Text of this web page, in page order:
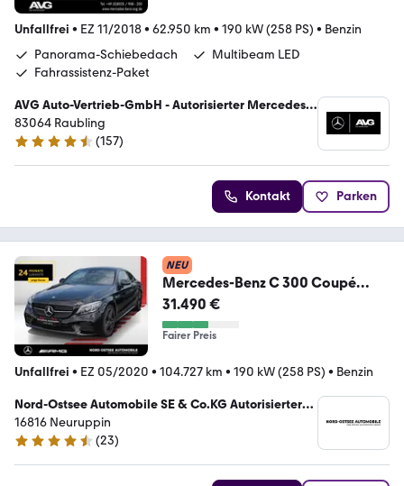
Unfallfrei • EZ 11/2018• 62.950 km • 190 kW (258 PS) • Benzin
Panorama-Schiebedach
Multibeam LED
Fahrassistenz-Paket
AVG Auto-Vertrieb-GmbH - Autorisierter Mercedes-
Benz Verkauf und Service
83064 Raubling
4.5 Sterne
(157)
Kontakt Parken
NEU
Mercedes-Benz C 300 Coupé
AMG NIGHT KAMERA NAVI PANO
MULTIBEAM
31.490 €
Fairer Preis
Unfallfrei • EZ 05/2020 • 104.727 km • 190 kW (258 PS) • Benzin
Nord-Ostsee Automobile SE & Co.KG Autorisierter
Mercedes-Benz Vertrieb & Service
16816 Neuruppin
4.6 Sterne
(23)